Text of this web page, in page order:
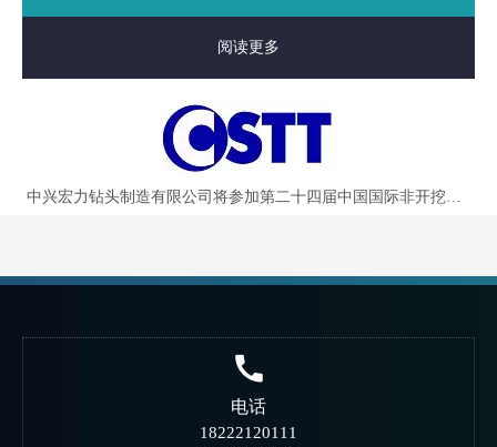
阅读更多
中兴宏力钻头制造有限公司将参加第二十四届中国国际非开挖技术研讨会暨展览会
电话
18222120111